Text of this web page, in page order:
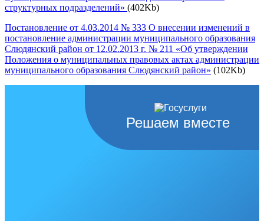
структурных подразделений» (402Kb)
Постановление от 4.03.2014 № 333 О внесении изменений в
постановление администрации муниципального образования
Слюдянский район от 12.02.2013 г. № 211 «Об утверждении
Положения о муниципальных правовых актах администрации
муниципального образования Слюдянский район» (102Kb)
Решаем вместе